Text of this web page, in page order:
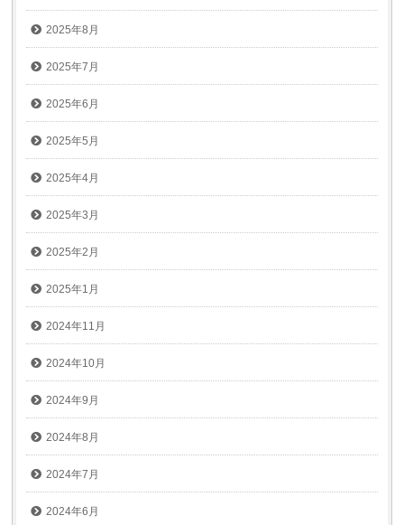
2025年8月
2025年7月
2025年6月
2025年5月
2025年4月
2025年3月
2025年2月
2025年1月
2024年11月
2024年10月
2024年9月
2024年8月
2024年7月
2024年6月